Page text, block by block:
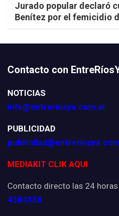
Jurado popular declaró
Benítez por el femicidio
Contacto con
NOTICIAS
info@entreriosya.com.ar
PUBLICIDAD
MEDIAKIT CLIK AQUI
Contacto directo las 24
4384338